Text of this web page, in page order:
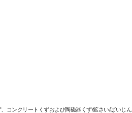
コンクリートくずおよび陶磁器くず/鉱さい/ばいじん